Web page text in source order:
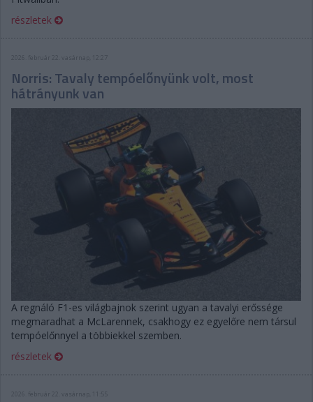
részletek
2026. február 22. vasárnap, 12:27
Norris: Tavaly tempóelőnyünk volt, most
hátrányunk van
A regnáló F1-es világbajnok szerint ugyan a tavalyi erőssége
megmaradhat a McLarennek, csakhogy ez egyelőre nem társul
tempóelőnnyel a többiekkel szemben.
részletek
2026. február 22. vasárnap, 11:55